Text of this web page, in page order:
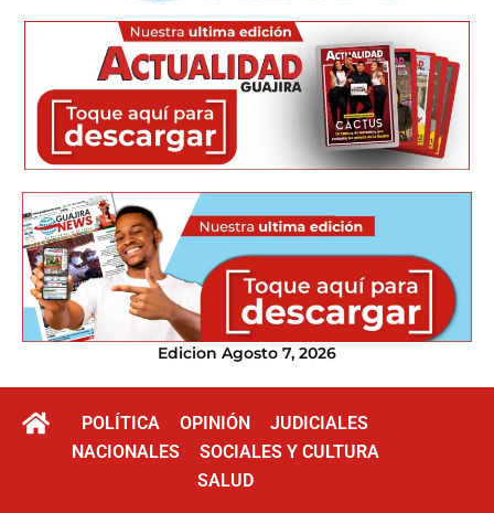
Edicion Agosto 7, 2026
POLÍTICA OPINIÓN
JUDICIALES
NACIONALES
SOCIALES Y CULTURA
SALUD